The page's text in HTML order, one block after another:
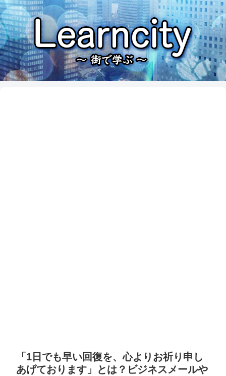
「1日でも早い回復を、心よりお祈り申し
あげております」とは？ビジネスメールや